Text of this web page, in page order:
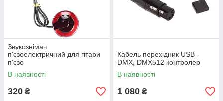
Звукознімач
п'єзоелектричний для гітари
п'єзо
В наявності
320 ₴
Кабель перехідник USB -
DMX, DMX512 контролер
В наявності
1 080 ₴